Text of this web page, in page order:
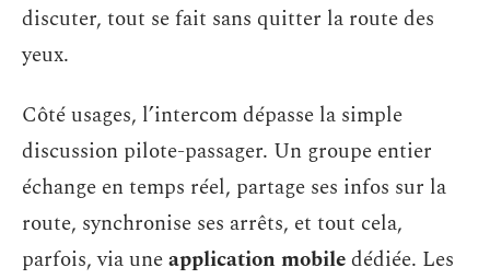
discuter, tout se fait sans quitter la route des
yeux.
Côté usages, l’intercom dépasse la simple
discussion pilote-passager. Un groupe entier
échange en temps réel, partage ses infos sur la
route, synchronise ses arrêts, et tout cela,
parfois, via uneapplication mobiledédiée. Les